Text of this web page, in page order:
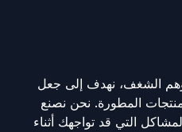
الشغف، نهدف إلى جعل
المطورة. نحن نصنع
التي قد تواجهك أثناء